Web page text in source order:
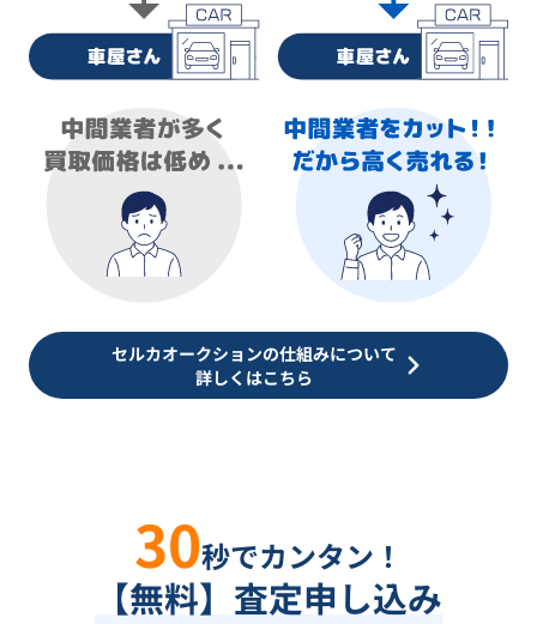
セルカオークションの仕組みについて
詳しくはこちら
30秒でカンタン！
【無料】査定申し込み